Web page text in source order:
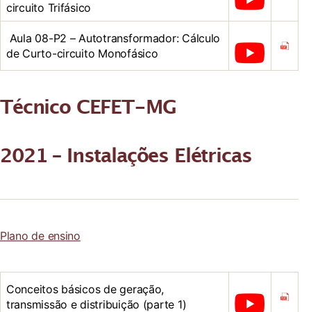
circuito Trifásico
Aula 08-P2 – Autotransformador: Cálculo
de Curto-circuito Monofásico
Técnico CEFET-MG
2021 – Instalações Elétricas
Plano de ensino
Conceitos básicos de geração,
transmissão e distribuição (parte 1)